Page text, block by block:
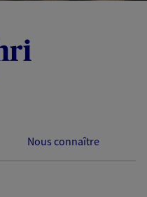
Nous connaître